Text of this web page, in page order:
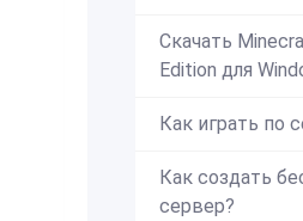
Скачать
Edition для
Как играть по
Как создать
сервер?